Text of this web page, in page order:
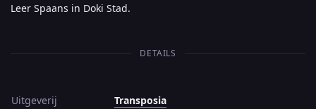
Leer Spaans in Doki Stad.
DETAILS
Uitgeverij
Transposia